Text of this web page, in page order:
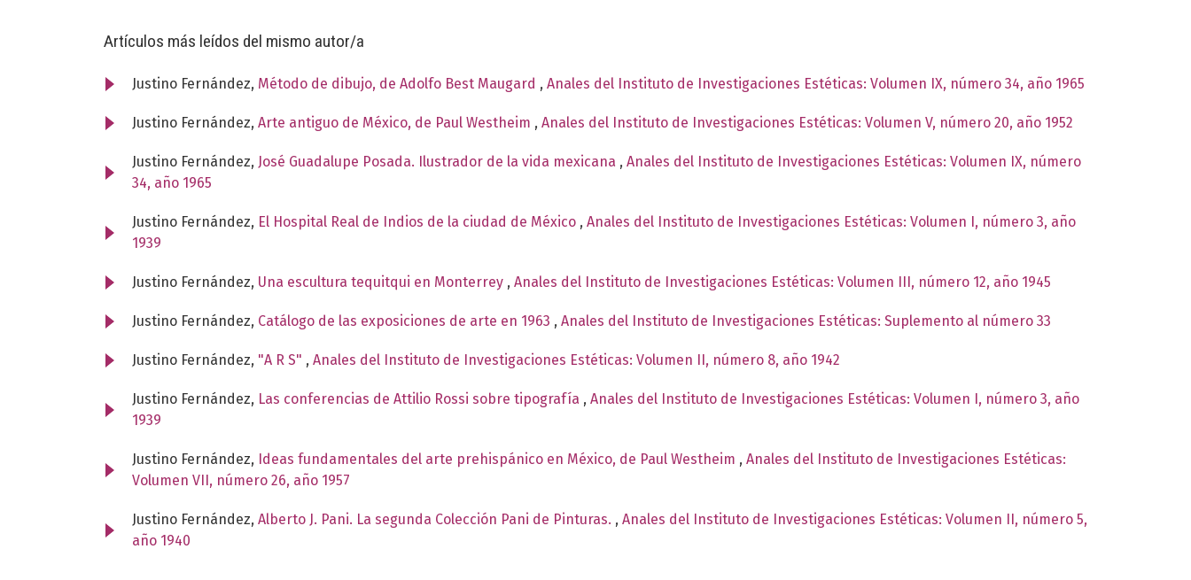
Artículos más leídos del mismo autor/a
Justino Fernández, Método de dibujo, de Adolfo Best Maugard , Anales del Instituto de Investigaciones Estéticas: Volumen IX, número 34, año 1965
Justino Fernández, Arte antiguo de México, de Paul Westheim , Anales del Instituto de Investigaciones Estéticas: Volumen V, número 20, año 1952
Justino Fernández, José Guadalupe Posada. Ilustrador de la vida mexicana , Anales del Instituto de Investigaciones Estéticas: Volumen IX, número
34, año 1965
Justino Fernández, El Hospital Real de Indios de la ciudad de México , Anales del Instituto de Investigaciones Estéticas: Volumen I, número 3, año
1939
Justino Fernández, Una escultura tequitqui en Monterrey , Anales del Instituto de Investigaciones Estéticas: Volumen III, número 12, año 1945
Justino Fernández, Catálogo de las exposiciones de arte en 1963 , Anales del Instituto de Investigaciones Estéticas: Suplemento al número 33
Justino Fernández, "A R S" , Anales del Instituto de Investigaciones Estéticas: Volumen II, número 8, año 1942
Justino Fernández, Las conferencias de Attilio Rossi sobre tipografía , Anales del Instituto de Investigaciones Estéticas: Volumen I, número 3, año
1939
Justino Fernández, Ideas fundamentales del arte prehispánico en México, de Paul Westheim , Anales del Instituto de Investigaciones Estéticas:
Volumen VII, número 26, año 1957
Justino Fernández, Alberto J. Pani. La segunda Colección Pani de Pinturas. , Anales del Instituto de Investigaciones Estéticas: Volumen II, número 5,
año 1940